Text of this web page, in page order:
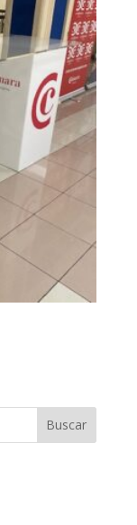
Buscar